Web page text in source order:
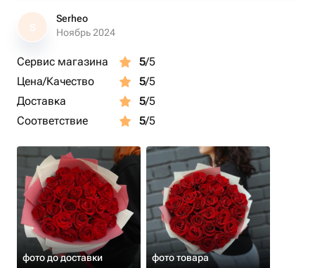
S
Serheo
Ноябрь 2024
Сервис магазина 5/5
Цена/Качество
5/5
Доставка
5/5
Соответствие
5/5
фото до доставки фото товара